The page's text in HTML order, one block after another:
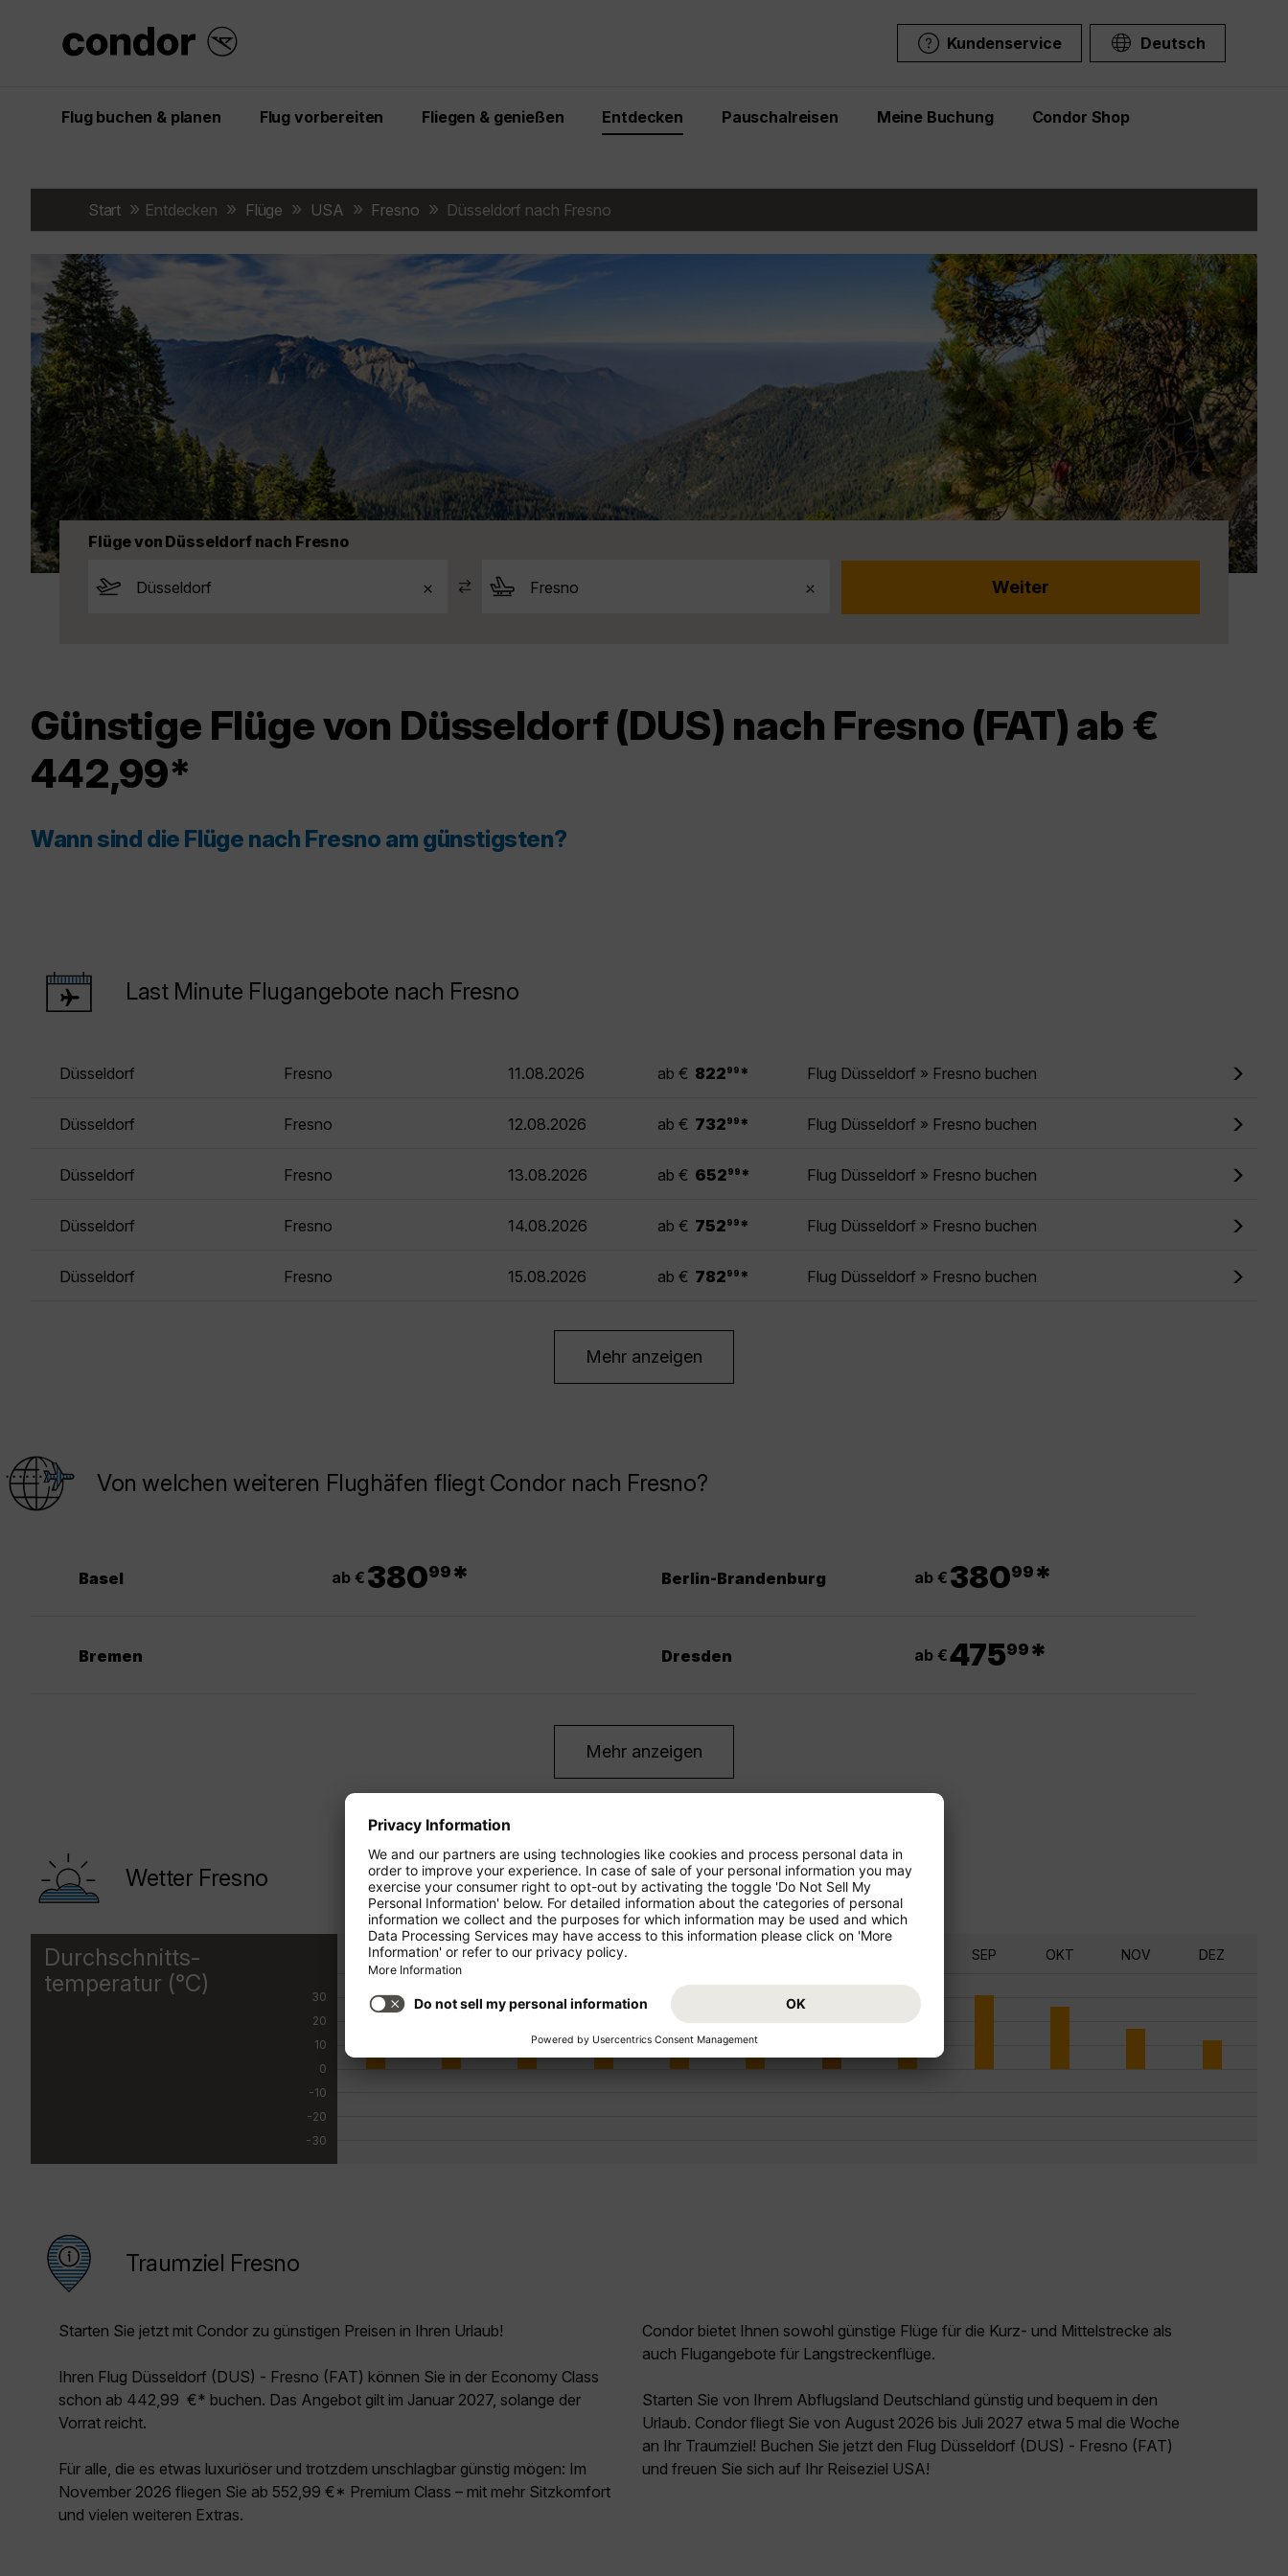
Kundenservice Deutsch
Flug buchen & planen Flug vorbereiten Fliegen & genießen Entdecken Pauschalreisen Meine Buchung Condor Shop
Start Entdecken Flüge USA Fresno Düsseldorf nach Fresno
Flüge von Düsseldorf nach Fresno
Günstige Flüge von Düsseldorf (DUS) nach Fresno (FAT) ab €
442,99*
Wann sind die Flüge nach Fresno am günstigsten?
Last Minute Flugangebote nach Fresno
Düsseldorf Fresno 11.08.2026 ab € 822 99 * Flug Düsseldorf » Fresno buchen
Düsseldorf Fresno 12.08.2026 ab € 732 99 * Flug Düsseldorf » Fresno buchen
Düsseldorf Fresno 13.08.2026 ab € 652 99 * Flug Düsseldorf » Fresno buchen
Düsseldorf Fresno 14.08.2026 ab € 752 99 * Flug Düsseldorf » Fresno buchen
Düsseldorf Fresno 15.08.2026 ab € 782 99 * Flug Düsseldorf » Fresno buchen
Mehr anzeigen
Von welchen weiteren Flughäfen fliegt Condor nach Fresno?
Basel ab € 38099 * Berlin-Brandenburg ab € 38099 *
Bremen Dresden ab €47599 *
Mehr anzeigen
Wetter Fresno
Durchschnitts-
temperatur (°C)
30
20
10
0
-10
-20
-30
JAN FEB MÄR APR SEP OKT NOV DEZ
Traumziel Fresno
Starten Sie jetzt mit Condor zu günstigen Preisen in Ihren Urlaub!
Ihren Flug Düsseldorf (DUS) - Fresno (FAT) können Sie in der Economy Class
schon ab 442,99 €* buchen. Das Angebot gilt im Januar 2027, solange der
Vorrat reicht.
Für alle, die es etwas luxuriöser und trotzdem unschlagbar günstig mögen: Im
November 2026 fliegen Sie ab 552,99 €* Premium Class – mit mehr Sitzkomfort
und vielen weiteren Extras.
Condor bietet Ihnen sowohl günstige Flüge für die Kurz- und Mittelstrecke als
auch Flugangebote für Langstreckenflüge.
Starten Sie von Ihrem Abflugsland Deutschland günstig und bequem in den
Urlaub. Condor fliegt Sie von August 2026 bis Juli 2027 etwa 5 mal die Woche
an Ihr Traumziel! Buchen Sie jetzt den Flug Düsseldorf (DUS) - Fresno (FAT)
und freuen Sie sich auf Ihr Reiseziel USA!